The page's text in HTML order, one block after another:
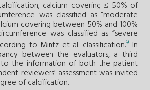
calcium covering ≤ 50% of
was classified as “moderate
covering between 50% and 100%
was classified as “severe
to Mintz et al. classification.9 In
between the evaluators, a third
to the information of both the patient
reviewers’ assessment was invited
of calcification.